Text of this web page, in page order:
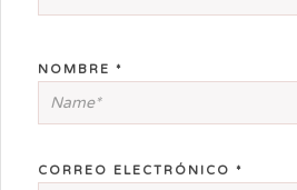
NOMBRE *
CORREO ELECTRÓNICO *